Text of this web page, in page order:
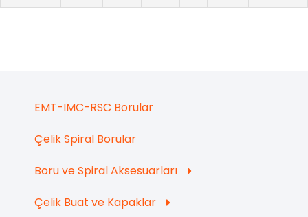
EMT-IMC-RSC Borular
Çelik Spiral Borular
Boru ve Spiral Aksesuarları
Çelik Buat ve Kapaklar